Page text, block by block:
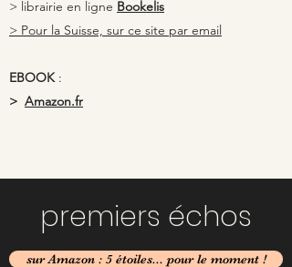
> librairie en ligne Bookelis
> Pour la Suisse, sur ce site par email
EBOOK:
> Amazon.fr
premiers échos
sur Amazon : 5 étoiles... pour le moment !